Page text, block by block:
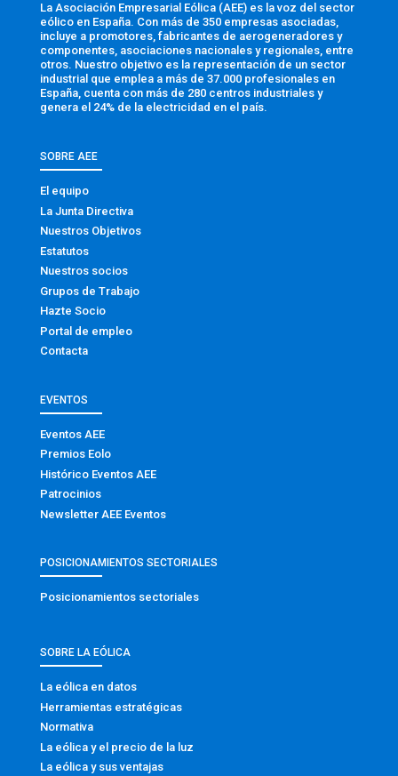
La Asociación Empresarial Eólica (AEE) es la voz del sector
eólico en España. Con más de 350 empresas asociadas,
incluye a promotores, fabricantes de aerogeneradores y
componentes, asociaciones nacionales y regionales, entre
otros. Nuestro objetivo es la representación de un sector
industrial que emplea a más de 37.000 profesionales en
España, cuenta con más de 280 centros industriales y
genera el 24% de la electricidad en el país.
SOBRE AEE
El equipo
La Junta Directiva
Nuestros Objetivos
Estatutos
Nuestros socios
Grupos de Trabajo
Hazte Socio
Portal de empleo
Contacta
EVENTOS
Eventos AEE
Premios Eolo
Histórico Eventos AEE
Patrocinios
Newsletter AEE Eventos
POSICIONAMIENTOS SECTORIALES
Posicionamientos sectoriales
SOBRE LA EÓLICA
La eólica en datos
Herramientas estratégicas
Normativa
La eólica y el precio de la luz
La eólica y sus ventajas